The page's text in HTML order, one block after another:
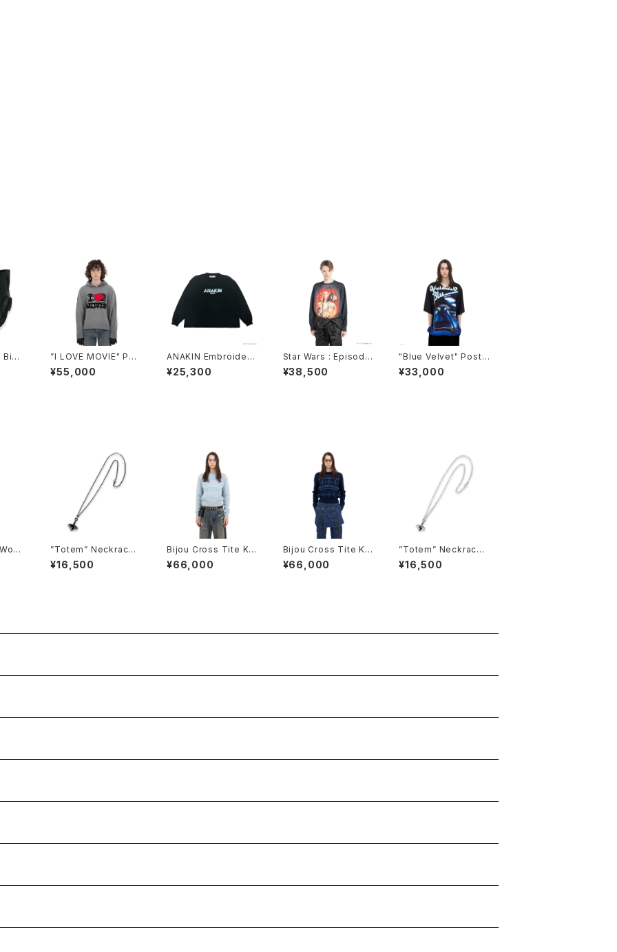
Big
”I LOVE MOVIE" Pull
over Knit Hoodie
¥55,000
ANAKIN Embroidery
&Print L-S Tee
¥25,300
Star Wars : Episode
I – The Phantom Me
nace" Transfer Print
¥38,500
"Blue Velvet" Poste
r Transcription Ope
n Collar Shirt
¥33,000
”Totem” Neckrace_
Black
¥16,500
Bijou Cross Tite Kni
t - Sky -
¥66,000
Bijou Cross Tite Kni
t -Navy-
¥66,000
”Totem” Neckrace_
SIlver
¥16,500